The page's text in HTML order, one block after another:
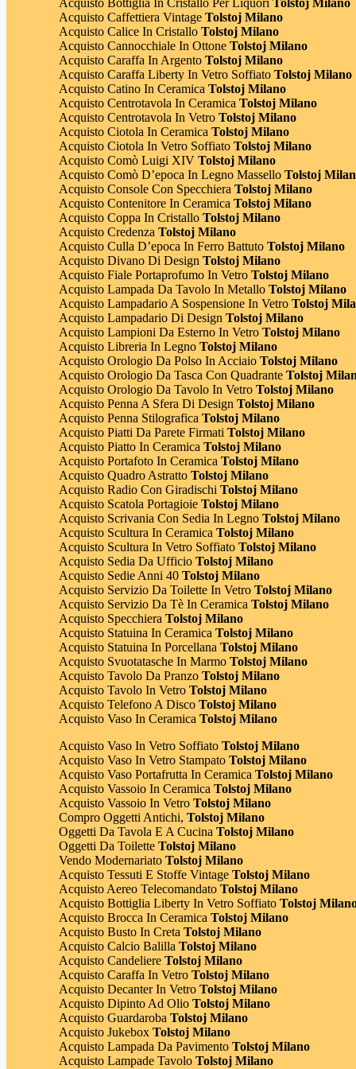
Acquisto Caffettiera Vintage Tolstoj Milano
Acquisto Calice In Cristallo Tolstoj Milano
Acquisto Cannocchiale In Ottone Tolstoj Milano
Acquisto Caraffa In Argento Tolstoj Milano
Acquisto Caraffa Liberty In Vetro Soffiato Tolstoj Milano
Acquisto Catino In Ceramica Tolstoj Milano
Acquisto Centrotavola In Ceramica Tolstoj Milano
Acquisto Centrotavola In Vetro Tolstoj Milano
Acquisto Ciotola In Ceramica Tolstoj Milano
Acquisto Ciotola In Vetro Soffiato Tolstoj Milano
Acquisto Comò Luigi XIV Tolstoj Milano
Acquisto Comò D’epoca In Legno Massello Tolstoj
Acquisto Console Con Specchiera Tolstoj Milano
Acquisto Contenitore In Ceramica Tolstoj Milano
Acquisto Coppa In Cristallo Tolstoj Milano
Acquisto Credenza Tolstoj Milano
Acquisto Culla D’epoca In Ferro Battuto Tolstoj Milano
Acquisto Divano Di Design Tolstoj Milano
Acquisto Fiale Portaprofumo In Vetro Tolstoj Milano
Acquisto Lampada Da Tavolo In Metallo Tolstoj Milano
Acquisto Lampadario A Sospensione In Vetro Tolstoj
Acquisto Lampadario Di Design Tolstoj Milano
Acquisto Lampioni Da Esterno In Vetro Tolstoj Milano
Acquisto Libreria In Legno Tolstoj Milano
Acquisto Orologio Da Polso In Acciaio Tolstoj Milano
Acquisto Orologio Da Tasca Con Quadrante Tolstoj
Acquisto Orologio Da Tavolo In Vetro Tolstoj Milano
Acquisto Penna A Sfera Di Design Tolstoj Milano
Acquisto Penna Stilografica Tolstoj Milano
Acquisto Piatti Da Parete Firmati Tolstoj Milano
Acquisto Piatto In Ceramica Tolstoj Milano
Acquisto Portafoto In Ceramica Tolstoj Milano
Acquisto Quadro Astratto Tolstoj Milano
Acquisto Radio Con Giradischi Tolstoj Milano
Acquisto Scatola Portagioie Tolstoj Milano
Acquisto Scrivania Con Sedia In Legno Tolstoj Milano
Acquisto Scultura In Ceramica Tolstoj Milano
Acquisto Scultura In Vetro Soffiato Tolstoj Milano
Acquisto Sedia Da Ufficio Tolstoj Milano
Acquisto Sedie Anni 40 Tolstoj Milano
Acquisto Servizio Da Toilette In Vetro Tolstoj Milano
Acquisto Servizio Da Tè In Ceramica Tolstoj Milano
Acquisto Specchiera Tolstoj Milano
Acquisto Statuina In Ceramica Tolstoj Milano
Acquisto Statuina In Porcellana Tolstoj Milano
Acquisto Svuotatasche In Marmo Tolstoj Milano
Acquisto Tavolo Da Pranzo Tolstoj Milano
Acquisto Tavolo In Vetro Tolstoj Milano
Acquisto Telefono A Disco Tolstoj Milano
Acquisto Vaso In Ceramica Tolstoj Milano
Acquisto Vaso In Vetro Soffiato Tolstoj Milano
Acquisto Vaso In Vetro Stampato Tolstoj Milano
Acquisto Vaso Portafrutta In Ceramica Tolstoj Milano
Acquisto Vassoio In Ceramica Tolstoj Milano
Acquisto Vassoio In Vetro Tolstoj Milano
Compro Oggetti Antichi, Tolstoj Milano
Oggetti Da Tavola E A Cucina Tolstoj Milano
Oggetti Da Toilette Tolstoj Milano
Vendo Modernariato Tolstoj Milano
Acquisto Tessuti E Stoffe Vintage Tolstoj Milano
Acquisto Aereo Telecomandato Tolstoj Milano
Acquisto Bottiglia Liberty In Vetro Soffiato Tolstoj
Acquisto Brocca In Ceramica Tolstoj Milano
Acquisto Busto In Creta Tolstoj Milano
Acquisto Calcio Balilla Tolstoj Milano
Acquisto Candeliere Tolstoj Milano
Acquisto Caraffa In Vetro Tolstoj Milano
Acquisto Decanter In Vetro Tolstoj Milano
Acquisto Dipinto Ad Olio Tolstoj Milano
Acquisto Guardaroba Tolstoj Milano
Acquisto Jukebox Tolstoj Milano
Acquisto Lampada Da Pavimento Tolstoj Milano
Acquisto Lampade Tavolo Tolstoj Milano